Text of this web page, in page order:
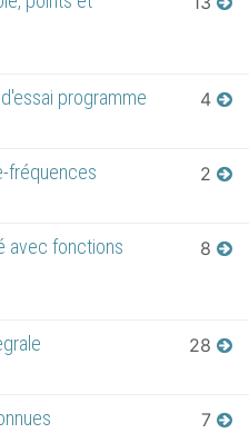
programme 4
fréquences 2
avec fonctions
8
28
7